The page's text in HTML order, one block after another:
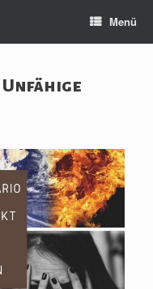
Menü
Unfähige